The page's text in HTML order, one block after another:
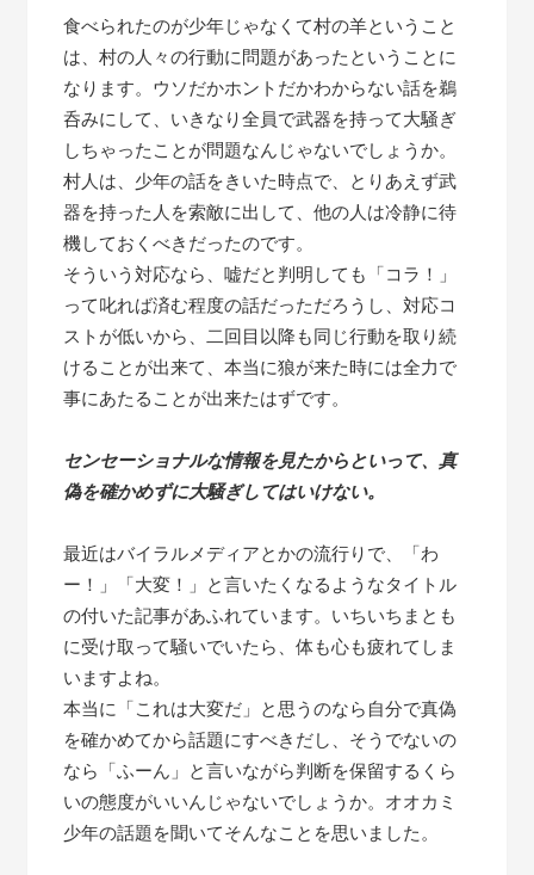
食べられたのが少年じゃなくて村の羊ということ
は、村の人々の行動に問題があったということに
なります。ウソだかホントだかわからない話を鵜
呑みにして、いきなり全員で武器を持って大騒ぎ
しちゃったことが問題なんじゃないでしょうか。
村人は、少年の話をきいた時点で、とりあえず武
器を持った人を索敵に出して、他の人は冷静に待
機しておくべきだったのです。
そういう対応なら、嘘だと判明しても「コラ！」
って叱れば済む程度の話だっただろうし、対応コ
ストが低いから、二回目以降も同じ行動を取り続
けることが出来て、本当に狼が来た時には全力で
事にあたることが出来たはずです。
センセーショナルな情報を見たからといって、真
偽を確かめずに大騒ぎしてはいけない。
最近はバイラルメディアとかの流行りで、「わ
ー！」「大変！」と言いたくなるようなタイトル
の付いた記事があふれています。いちいちまとも
に受け取って騒いでいたら、体も心も疲れてしま
いますよね。
本当に「これは大変だ」と思うのなら自分で真偽
を確かめてから話題にすべきだし、そうでないの
なら「ふーん」と言いながら判断を保留するくら
いの態度がいいんじゃないでしょうか。オオカミ
少年の話題を聞いてそんなことを思いました。